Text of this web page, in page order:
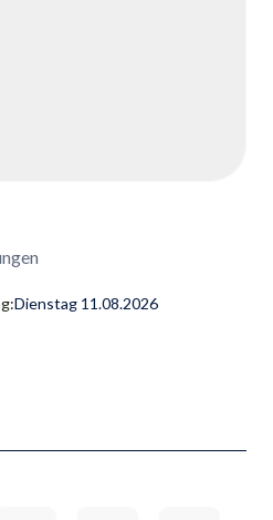
Dienstag 11.08.2026